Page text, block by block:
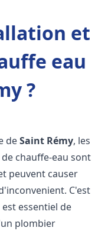
et
eau
?
deSaint Rémy, les
chauffe-eau sont
peuvent causer
C'est
essentiel de
plombier